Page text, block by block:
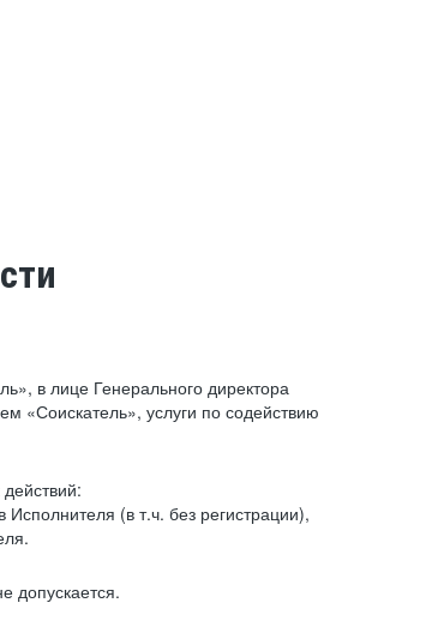
в лице Генерального директора
«Соискатель», услуги по содействию
(в т.ч. без регистрации),
допускается.